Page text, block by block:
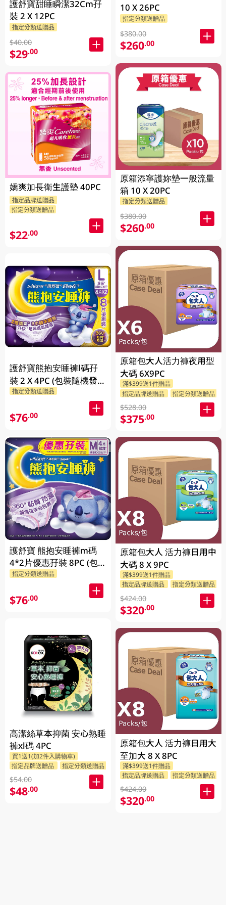
護舒寶甜睡瞬潔32Cm孖
裝 2 X 12PC
指定分類送贈品
$40.00
$29.00
嬌爽加長衛生護墊 40PC
指定品牌送贈品
指定分類送贈品
$22.00
護舒寶熊抱安睡褲l碼孖
裝 2 X 4PC (包裝隨機發
放)
指定分類送贈品
$76.00
護舒寶 熊抱安睡褲m碼
4*2片優惠孖裝 8PC (包
裝隨機發放)
指定分類送贈品
$76.00
高潔絲草本抑菌 安心熟睡
褲xl碼 4PC
買1送1(加2件入購物車)
指定品牌送贈品
指定分類送贈品
$54.00
$48.00
10 X 26PC
指定分類送贈品
$380.00
$260.00
原箱添寧護妳墊一般流量
箱 10 X 20PC
指定分類送贈品
$380.00
$260.00
原箱包大人活力褲夜用型
大碼 6X9PC
滿$399送1件贈品
指定品牌送贈品
指定分類送贈品
$528.00
$375.00
原箱包大人 活力褲日用中
大碼 8 X 9PC
滿$399送1件贈品
指定品牌送贈品
指定分類送贈品
$424.00
$320.00
原箱包大人 活力褲日用大
至加大 8 X 8PC
滿$399送1件贈品
指定品牌送贈品
指定分類送贈品
$424.00
$320.00